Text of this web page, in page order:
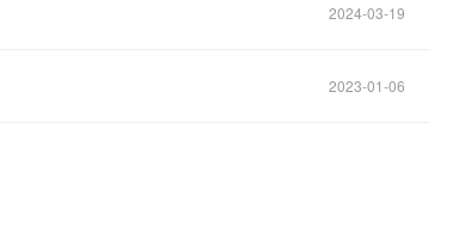
2024-03-19
2023-01-06